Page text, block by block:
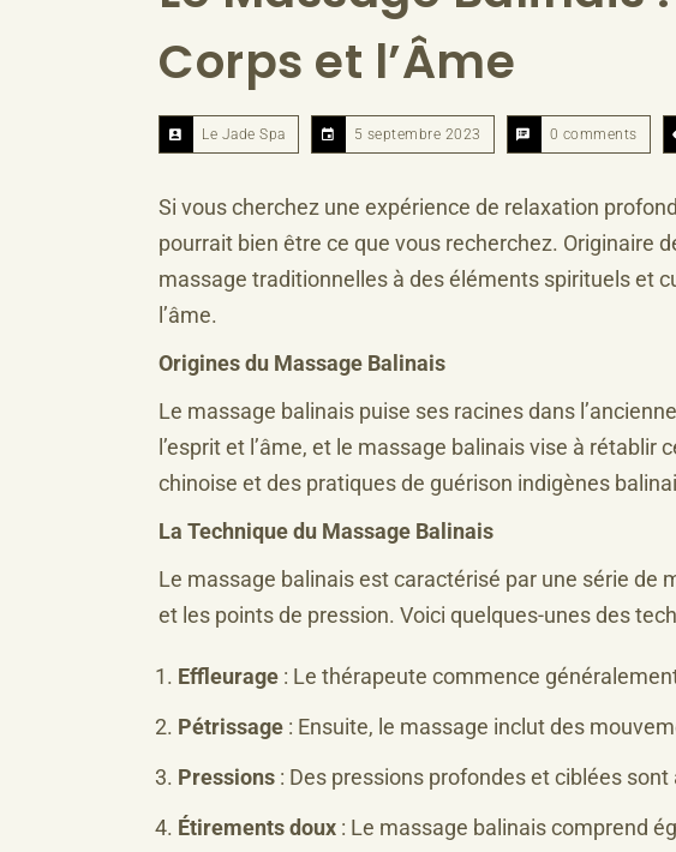
Corps et l’Âme
Le Jade Spa 5 septembre 2023 0 comments
Si vous cherchez une expérience de relaxation
pourrait bien être ce que vous recherchez. Originaire
massage traditionnelles à des éléments spirituels et
l’âme.
Origines du Massage Balinais
Le massage balinais puise ses racines dans
l’esprit et l’âme, et le massage balinais vise à
chinoise et des pratiques de guérison indigènes
La Technique du Massage Balinais
Le massage balinais est caractérisé par une série
et les points de pression. Voici quelques-unes des
Effleurage : Le thérapeute commence
Pétrissage : Ensuite, le massage inclut des
Pressions : Des pressions profondes et ciblées
Étirements doux : Le massage balinais comprend